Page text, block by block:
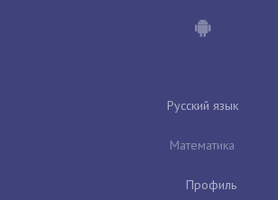
Русский язык
Математика
Профиль